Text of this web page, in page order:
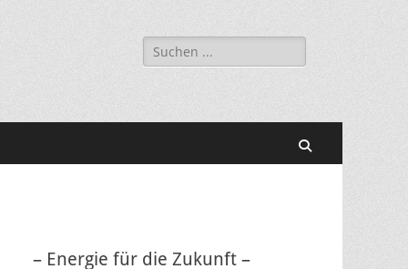
Suchen
nach:
– Energie für die Zukunft –